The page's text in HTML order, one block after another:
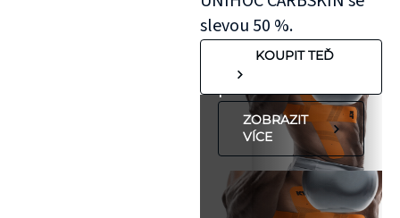
slevou 50 %.
KOUPIT TEĎ
"silnější"
pokožkou, jako je
koleno, nebo
předloktí.
ZOBRAZIT
VÍCE